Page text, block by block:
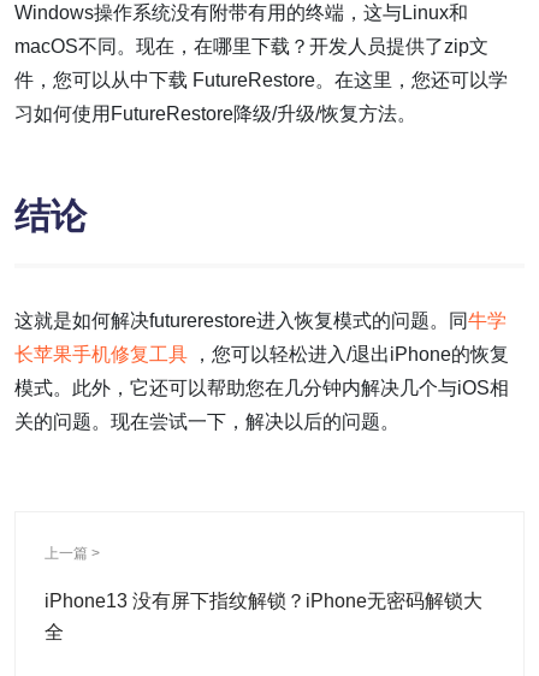
Windows操作系统没有附带有用的终端，这与Linux和
macOS不同。现在，在哪里下载？开发人员提供了zip文
件，您可以从中下载 FutureRestore。在这里，您还可以学
习如何使用FutureRestore降级/升级/恢复方法。
结论
这就是如何解决futurerestore进入恢复模式的问题。同牛学
长苹果手机修复工具 ，您可以轻松进入/退出iPhone的恢复
模式。此外，它还可以帮助您在几分钟内解决几个与iOS相
关的问题。现在尝试一下，解决以后的问题。
上一篇 >
iPhone13 没有屏下指纹解锁？iPhone无密码解锁大
全